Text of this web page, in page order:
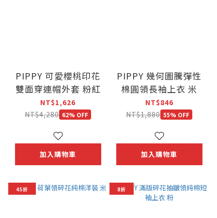
PIPPY 可愛櫻桃印花
雙面穿連帽外套 粉紅
NT$1,626
NT$4,280 62% OFF
加入購物車
PIPPY 幾何圖騰彈性
棉圓領長袖上衣 米
NT$846
NT$1,880 55% OFF
加入購物車
45折 8折